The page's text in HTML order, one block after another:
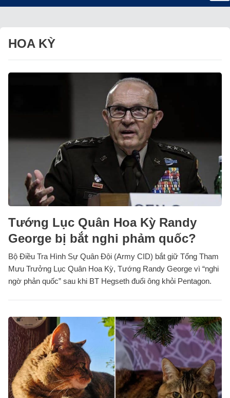
HOA KỲ
Tướng Lục Quân Hoa Kỳ Randy
George bị bắt nghi phảm quốc?
Bộ Điều Tra Hình Sự Quân Đội (Army CID) bắt giữ Tổng Tham
Mưu Trưởng Lục Quân Hoa Kỳ, Tướng Randy George vì “nghi
ngờ phản quốc” sau khi BT Hegseth đuổi ông khỏi Pentagon.